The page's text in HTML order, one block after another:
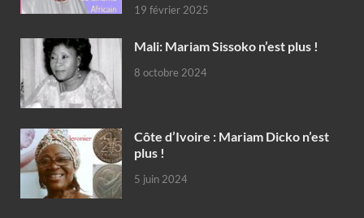
19 février 2025
Mali: Mariam Sissoko n’est plus !
8 octobre 2024
Côte d’Ivoire : Mariam Dicko n’est
plus !
5 juin 2024